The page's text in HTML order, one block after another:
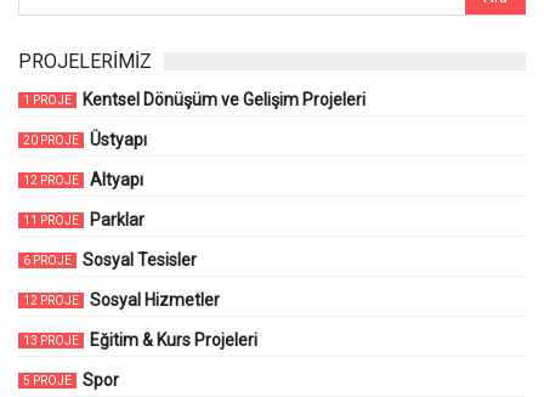
PROJELERİMİZ
1 PROJE Kentsel Dönüşüm ve Gelişim Projeleri
20 PROJE Üstyapı
12 PROJE Altyapı
11 PROJE Parklar
6 PROJE Sosyal Tesisler
12 PROJE Sosyal Hizmetler
13 PROJE Eğitim & Kurs Projeleri
5 PROJE Spor